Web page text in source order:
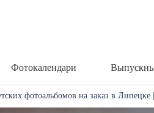
Фотокалендари
фотоальбомов на заказ в Липецке